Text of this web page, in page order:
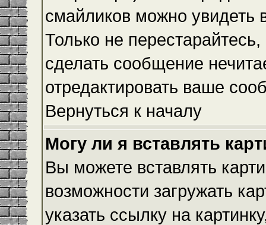
смайликов можно
Только не
сделать сообщение
отредактировать ваше
Вернуться к началу
Могу ли я вставлять
Вы можете вставлять
возможности загружать
указать ссылку на